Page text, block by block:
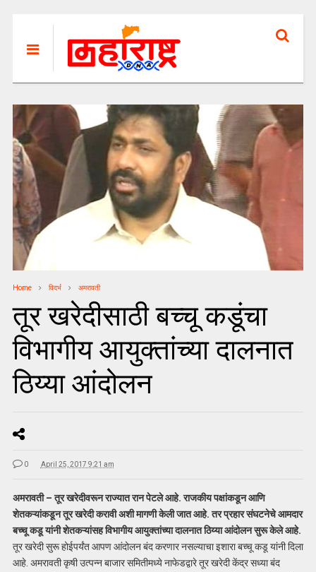
Home विदर्भ अमरावती
तूर खरेदीसाठी बच्चू कडूंचा
विभागीय आयुक्तांच्या दालनात
ठिय्या आंदोलन
0 April 25, 2017 9:21 am
अमरावती – तूर खरेदीवरून राज्यात रान पेटले आहे. राजकीय पक्षांकडून आणि
शेतकऱ्यांकडून तूर खरेदी करावी अशी मागणी केली जात आहे. तर प्रहार संघटनेचे आमदार
बच्चू कडू यांनी शेतकऱ्यांसह विभागीय आयुक्तांच्या दालनात ठिय्या आंदोलन सुरू केले आहे.
तूर खरेदी सुरू होईपर्यंत आपण आंदोलन बंद करणार नसल्याचा इशारा बच्चू कडू यांनी दिला
आहे. अमरावती कृषी उत्पन्न बाजार समितीमध्ये नाफेडद्वारे तूर खरेदी केंद्र सध्या बंद